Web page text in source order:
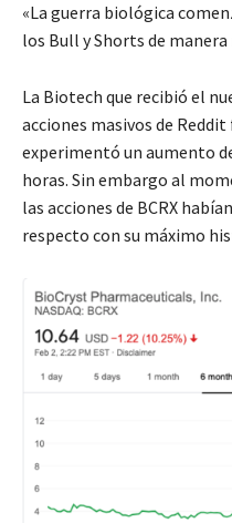
«La guerra biológica
los Bull y Shorts de manera
La Biotech que recibió el
acciones masivos de Reddit
experimentó un aumento
horas. Sin embargo al
las acciones de BCRX
respecto con su máximo